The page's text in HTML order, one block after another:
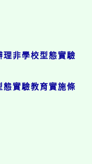
非學校型態實驗
實驗教育實施條